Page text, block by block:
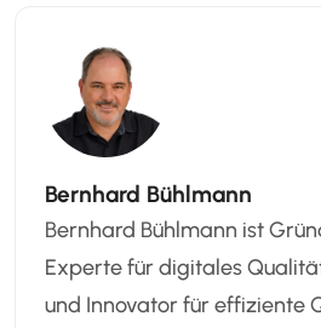
Bernhard Bühlmann
Bernhard Bühlmann ist
Experte für digitales
und Innovator für effiziente